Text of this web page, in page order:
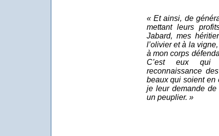
« Et ainsi, de
mettant leurs
Jabard, mes
l’olivier et à la
à mon corps
C’est eux qui
reconnaissance
beaux qui soient en
je leur demande de
un peuplier. »